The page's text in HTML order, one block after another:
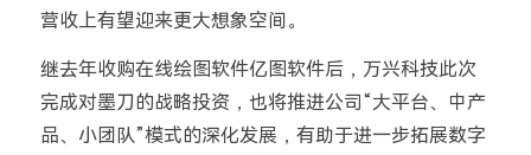
营收上有望迎来更大想象空间。
继去年收购在线绘图软件亿图软件后，万兴科技此次
完成对墨刀的战略投资，也将推进公司“大平台、中产
品、小团队”模式的深化发展，有助于进一步拓展数字